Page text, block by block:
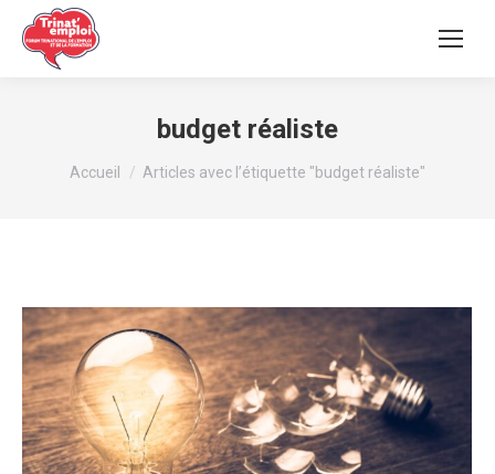
budget réaliste
Vous êtes ici :
Accueil Articles avec l’étiquette "budget réaliste"